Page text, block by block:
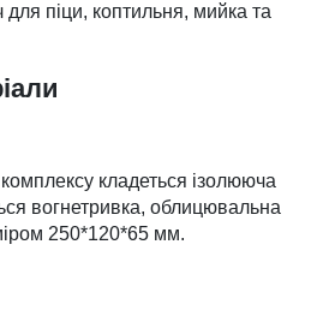
піци, коптильня, мийка та
кладеться ізолююча
вогнетривка, облицювальна
250*120*65 мм.